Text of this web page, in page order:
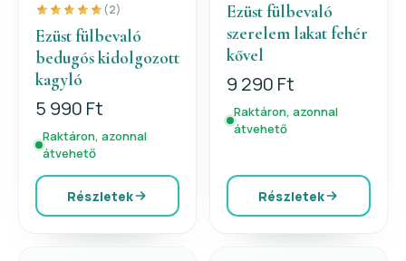
(2)
Ezüst fülbevaló
bedugós kidolgozott
kagyló
5 990 Ft
Raktáron, azonnal
átvehető
Részletek
Ezüst fülbevaló
szerelem lakat fehér
kővel
9 290 Ft
Raktáron, azonnal
átvehető
Részletek